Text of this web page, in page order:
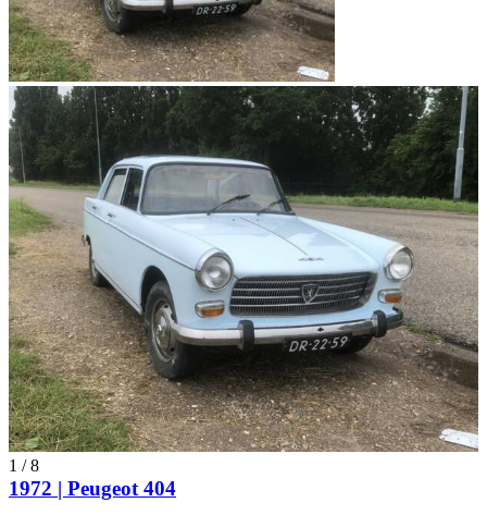
1 /8
1972 | Peugeot 404